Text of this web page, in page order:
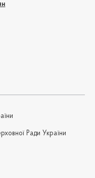
Ради України